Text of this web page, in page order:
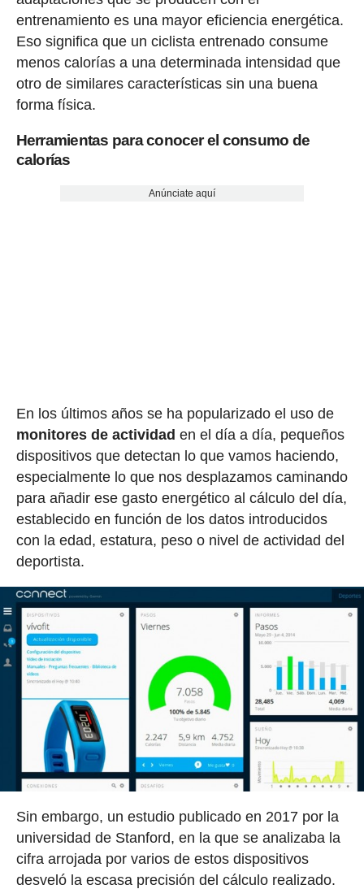
entrenamiento es una mayor eficiencia energética.
Eso significa que un ciclista entrenado consume
menos calorías a una determinada intensidad que
otro de similares características sin una buena
forma física.
Herramientas para conocer el consumo de
calorías
Anúnciate aquí
En los últimos años se ha popularizado el uso de
monitores de actividad en el día a día, pequeños
dispositivos que detectan lo que vamos haciendo,
especialmente lo que nos desplazamos caminando
para añadir ese gasto energético al cálculo del día,
establecido en función de los datos introducidos
con la edad, estatura, peso o nivel de actividad del
deportista.
Sin embargo, un estudio publicado en 2017 por la
universidad de Stanford, en la que se analizaba la
cifra arrojada por varios de estos dispositivos
desveló la escasa precisión del cálculo realizado.